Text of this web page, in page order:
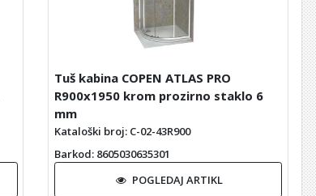
Tuš kabina COPEN ATLAS PRO
R900x1950 krom prozirno staklo 6
mm
Kataloški broj: C-02-43R900
Barkod: 8605030635301
POGLEDAJ ARTIKL